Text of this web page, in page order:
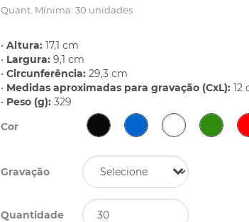
Quant. Mínima: 30 unidades
• Altura: 17,1 cm
• Largura: 9,1 cm
• Circunferência: 29,3 cm
• Medidas aproximadas para gravação (CxL): 12
• Peso (g): 329
Cor
Gravação
Quantidade